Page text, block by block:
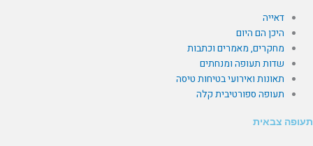
דאייה
היכן הם היום
מחקרים, מאמרים וכתבות
שדות תעופה ומנחתים
תאונות ואירועי בטיחות טיסה
תעופה ספורטיבית קלה
תעופה צבאית